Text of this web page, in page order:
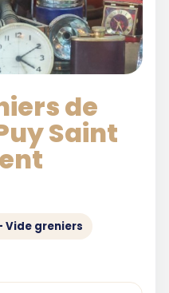
de
Saint
Vide greniers